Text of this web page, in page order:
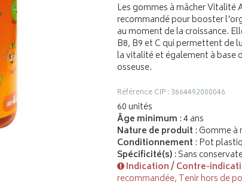
Les gommes à mâcher
recommandé pour booster
au moment de la croissance.
B8, B9 et C qui permettent de
la vitalité et également à base
osseuse.
Référence CIP : 3664492000046
60 unités
Âge minimum : 4 ans
Nature de produit : Gomme à
Conditionnement : Pot
Spécificité(s): Sans
Indication / Contre-
recommandée, Tenir hors de